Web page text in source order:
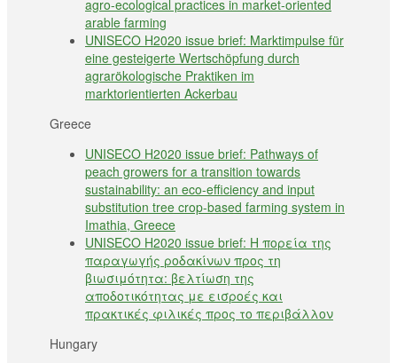
agro-ecological practices in market-oriented
arable farming
UNISECO H2020 issue brief: Marktimpulse für
eine gesteigerte Wertschöpfung durch
agrarökologische Praktiken im
marktorientierten Ackerbau
Greece
UNISECO H2020 issue brief: Pathways of
peach growers for a transition towards
sustainability: an eco-efficiency and input
substitution tree crop-based farming system in
Imathia, Greece
UNISECO H2020 issue brief: Η πορεία της
παραγωγής ροδακίνων προς τη
βιωσιμότητα: βελτίωση της
αποδοτικότητας με εισροές και
πρακτικές φιλικές προς το περιβάλλον
Hungary